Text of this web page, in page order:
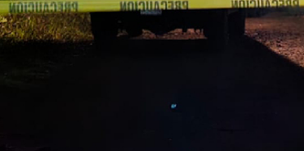
Balean a hombre en calles de la colonia Buenos